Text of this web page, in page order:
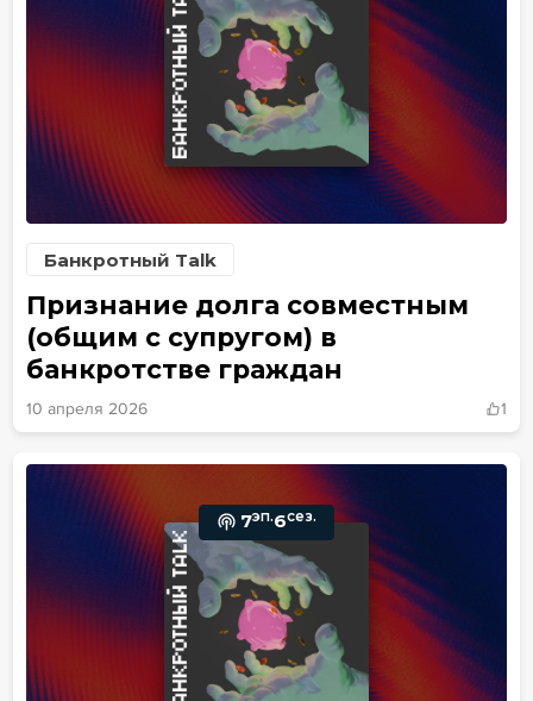
Банкротный Talk
Признание долга совместным
(общим с супругом) в
банкротстве граждан
10 апреля 2026 1
7эп.6сез.